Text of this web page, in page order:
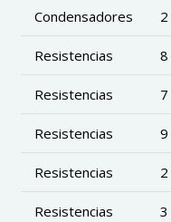
Condensadores 2
Resistencias 8
Resistencias 7
Resistencias 9
Resistencias 2
Resistencias 3